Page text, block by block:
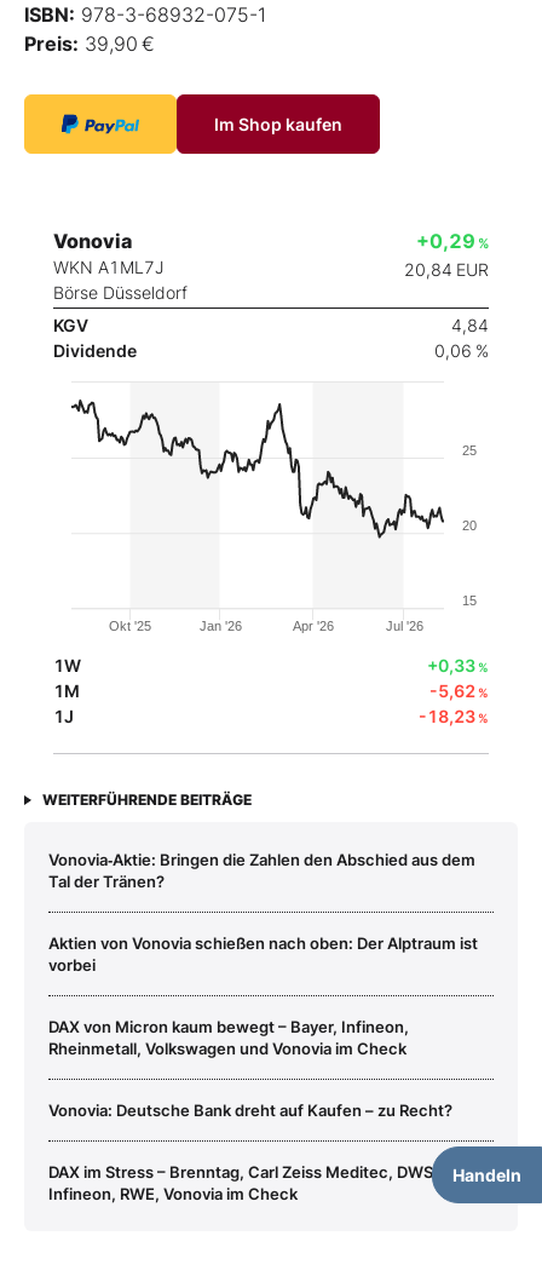
ISBN: 978-3-68932-075-1
Preis: 39,90 €
Im Shop kaufen
Vonovia
WKN A1ML7J
Börse Düsseldorf
+0,29 %
20,84 EUR
KGV
4,84
Dividende
0,06 %
Handeln
Okt '25 Jan '26 Apr '26 Jul '26
15
20
25
1W +0,33%
1M -5,62%
1J -18,23%
WEITERFÜHRENDE BEITRÄGE
Vonovia‑Aktie: Bringen die Zahlen den Abschied aus dem
Tal der Tränen?
Aktien von Vonovia schießen nach oben: Der Alptraum ist
vorbei
DAX von Micron kaum bewegt – Bayer, Infineon,
Rheinmetall, Volkswagen und Vonovia im Check
Vonovia: Deutsche Bank dreht auf Kaufen – zu Recht?
DAX im Stress – Brenntag, Carl Zeiss Meditec, DWS,
Infineon, RWE, Vonovia im Check